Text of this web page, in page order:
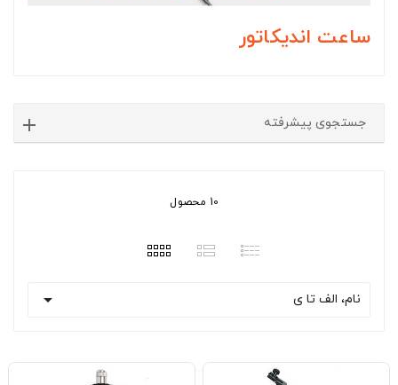
ساعت اندیکاتور
جستجوی پیشرفته
10 محصول
نام، الف تا ی 